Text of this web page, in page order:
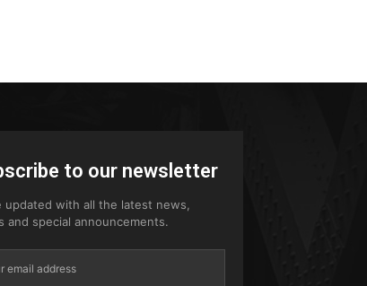
to our newsletter
updated with all the latest news,
and special announcements.